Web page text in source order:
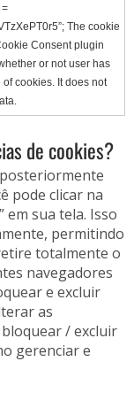
The cookie
Consent plugin
or not user has
cookies. It does not
de cookies?
pode clicar na
em sua tela. Isso
permitindo
totalmente o
navegadores
e excluir
as
/ excluir
gerenciar e